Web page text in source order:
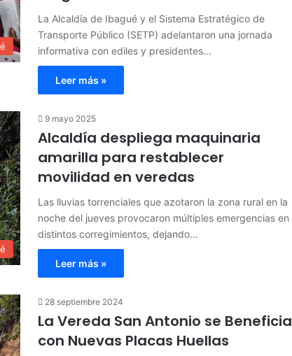
La Alcaldía de Ibagué y el Sistema Estratégico de
Transporte Público (SETP) adelantaron una jornada
informativa con ediles y presidentes…
Leer más »
9 mayo 2025
Alcaldía despliega maquinaria
amarilla para restablecer
movilidad en veredas
Las lluvias torrenciales que azotaron la zona rural en la
noche del jueves provocaron múltiples emergencias en
distintos corregimientos, dejando…
Leer más »
28 septiembre 2024
La Vereda San Antonio se Beneficia
con Nuevas Placas Huellas